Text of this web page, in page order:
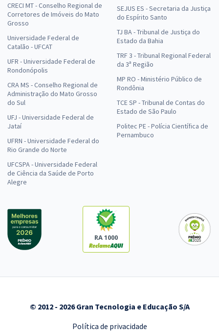
CRECI MT - Conselho Regional de
Corretores de Imóveis do Mato
Grosso
Universidade Federal de
Catalão - UFCAT
UFR - Universidade Federal de
Rondonópolis
CRA MS - Conselho Regional de
Administração do Mato Grosso
do Sul
UFJ - Universidade Federal de
Jataí
UFRN - Universidade Federal do
Rio Grande do Norte
UFCSPA - Universidade Federal
de Ciência da Saúde de Porto
Alegre
SEJUS ES - Secretaria da Justiça
do Espírito Santo
TJ BA - Tribunal de Justiça do
Estado da Bahia
TRF 3 - Tribunal Regional Federal
da 3ª Região
MP RO - Ministério Público de
Rondônia
TCE SP - Tribunal de Contas do
Estado de São Paulo
Politec PE - Polícia Científica de
Pernambuco
RA 1000
© 2012 - 2026 Gran Tecnologia e Educação S/A
Política de privacidade